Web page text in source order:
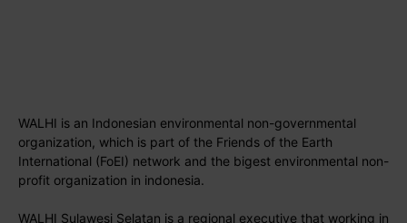
WALHI is an Indonesian environmental non-governmental
organization, which is part of the Friends of the Earth
International (FoEI) network and the bigest environmental non-
profit organization in indonesia.
WALHI Sulawesi Selatan is a regional executive that working in